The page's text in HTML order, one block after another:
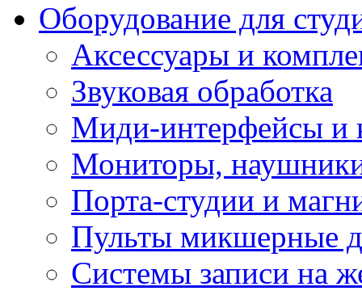
Оборудование для
Аксессуары и
Звуковая обработка
Миди-интерфейсы и
Мониторы,
Порта-студии и
Пульты микшерные
Системы записи на